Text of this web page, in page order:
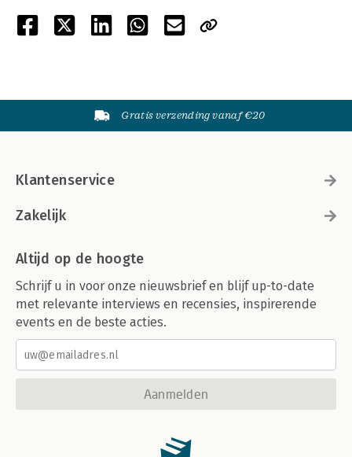
Gratis verzending vanaf €20
Klantenservice
Zakelijk
Altijd op de hoogte
Schrijf u in voor onze nieuwsbrief en blijf up-to-date
met relevante interviews en recensies, inspirerende
events en de beste acties.
Aanmelden